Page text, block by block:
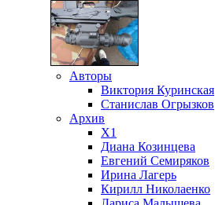
Авторы
Виктория Куринская
Станислав Огрызков
Архив
X1
Диана Козинцева
Евгений Семиряков
Ирина Лагерь
Кирилл Николаенко